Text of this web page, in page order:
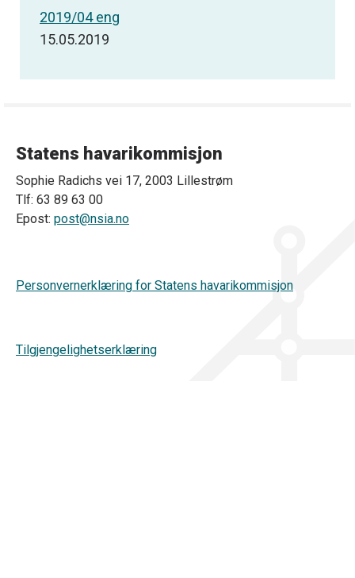
2019/04 eng
15.05.2019
Statens havarikommisjon
Sophie Radichs vei 17, 2003 Lillestrøm
Tlf: 63 89 63 00
Epost: post@nsia.no
Personvernerklæring for Statens havarikommisjon
Tilgjengelighetserklæring